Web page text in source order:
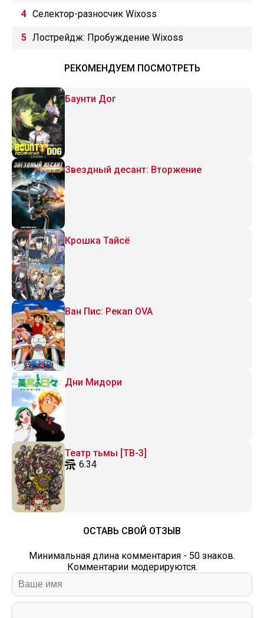
Селектор-разносчик Wixoss
Лострейдж: Пробуждение Wixoss
РЕКОМЕНДУЕМ ПОСМОТРЕТЬ
Баунти Дог
Звездный десант: Вторжение
Крошка Тайсё
Ван Пис: Рекап OVA
Дни Мидори
Театр тьмы [ТВ-3]
6.34
ОСТАВЬ СВОЙ ОТЗЫВ
Минимальная длина комментария - 50 знаков.
Комментарии модерируются.